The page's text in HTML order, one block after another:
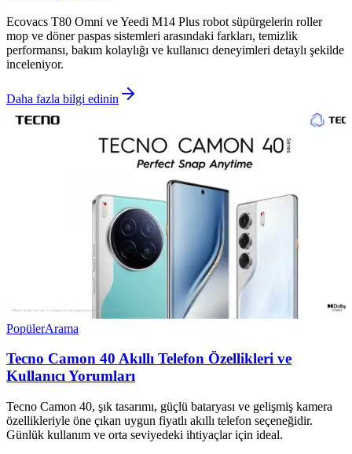
Ecovacs T80 Omni ve Yeedi M14 Plus robot süpürgelerin roller
mop ve döner paspas sistemleri arasındaki farkları, temizlik
performansı, bakım kolaylığı ve kullanıcı deneyimleri detaylı şekilde
inceleniyor.
Daha fazla bilgi edinin
PopülerArama
Tecno Camon 40 Akıllı Telefon Özellikleri ve
Kullanıcı Yorumları
Tecno Camon 40, şık tasarımı, güçlü bataryası ve gelişmiş kamera
özellikleriyle öne çıkan uygun fiyatlı akıllı telefon seçeneğidir.
Günlük kullanım ve orta seviyedeki ihtiyaçlar için ideal.